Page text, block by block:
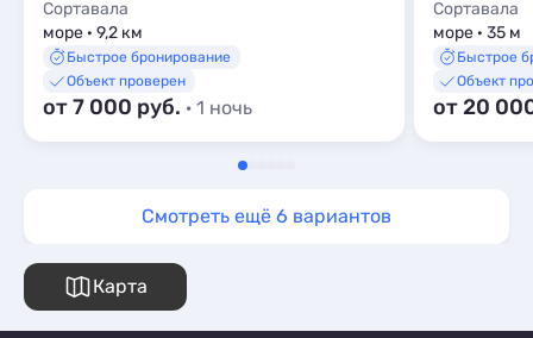
Сортавала
море · 9,2 км
Быстрое бронирование
Объект проверен
от 7 000 руб. · 1 ночь
Сортавала
море · 35 м
Быстрое
Объект
от 20
Смотреть ещё 6 вариантов
Карта